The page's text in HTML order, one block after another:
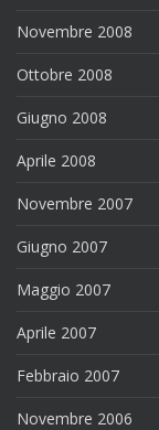
Novembre 2008
Ottobre 2008
Giugno 2008
Aprile 2008
Novembre 2007
Giugno 2007
Maggio 2007
Aprile 2007
Febbraio 2007
Novembre 2006